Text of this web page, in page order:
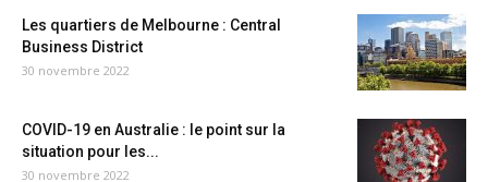
Les quartiers de Melbourne : Central
Business District
30 novembre 2022
COVID-19 en Australie : le point sur la
situation pour les...
30 novembre 2022